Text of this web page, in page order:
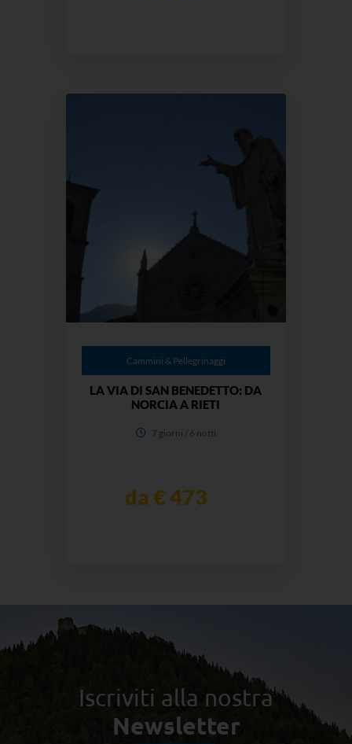
Cammini & Pellegrinaggi
LA VIA DI SAN BENEDETTO: DA
NORCIA A RIETI
7 giorni / 6 notti
da € 473
Iscriviti alla nostra
Newsletter